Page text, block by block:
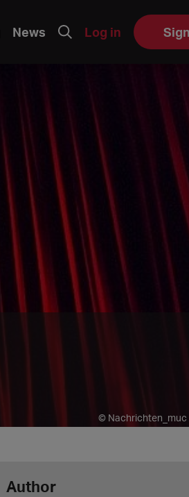
News Log in
© Nachrichten_muc
Author